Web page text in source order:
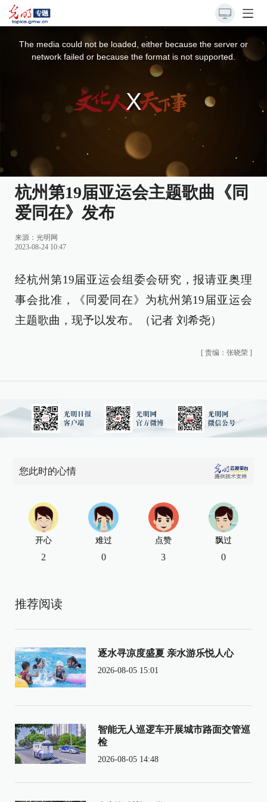
The media could not be loaded, either because the server or
network failed or because the format is not supported.
杭州第19届亚运会主题歌曲《同
爱同在》发布
来源：光明网
2023-08-24 10:47
经杭州第19届亚运会组委会研究，报请亚奥理
事会批准，《同爱同在》为杭州第19届亚运会
主题歌曲，现予以发布。（记者 刘希尧）
[ 责编：张晓荣 ]
您此时的心情
开心
2
难过
0
点赞
3
飘过
0
推荐阅读
逐水寻凉度盛夏 亲水游乐悦人心
2026-08-05 15:01
智能无人巡逻车开展城市路面交管巡
检
2026-08-05 14:48